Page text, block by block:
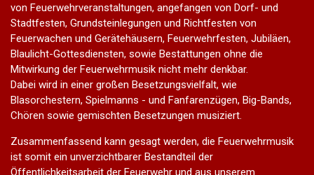
von Feuerwehrveranstaltungen, angefangen von Dorf- und
Stadtfesten, Grundsteinlegungen und Richtfesten von
Feuerwachen und Gerätehäusern, Feuerwehrfesten, Jubiläen,
Blaulicht-Gottesdiensten, sowie Bestattungen ohne die
Mitwirkung der Feuerwehrmusik nicht mehr denkbar.
Dabei wird in einer großen Besetzungsvielfalt, wie
Blasorchestern, Spielmanns - und Fanfarenzügen, Big-Bands,
Chören sowie gemischten Besetzungen musiziert.
Zusammenfassend kann gesagt werden, die Feuerwehrmusik
ist somit ein unverzichtbarer Bestandteil der
Öffentlichkeitsarbeit der Feuerwehr und aus unserem